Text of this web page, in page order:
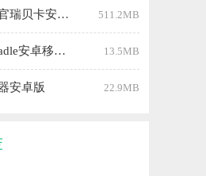
入境检察官瑞贝卡安卓直装版 511.2MB
AliceinCradle安卓移植版 13.5MB
安卓版 22.9MB